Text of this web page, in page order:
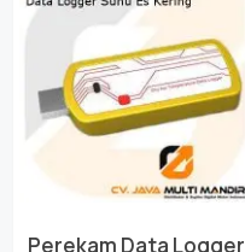
Perekam Data Logger